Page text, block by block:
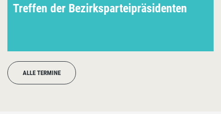
Treffen der Bezirksparteipräsidenten
ALLE TERMINE